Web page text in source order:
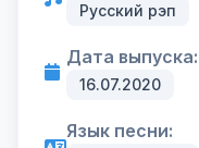
Русский рэп
Дата выпуска:
16.07.2020
Язык песни: